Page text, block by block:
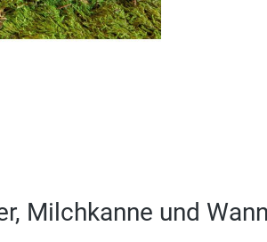
Milchkanne und